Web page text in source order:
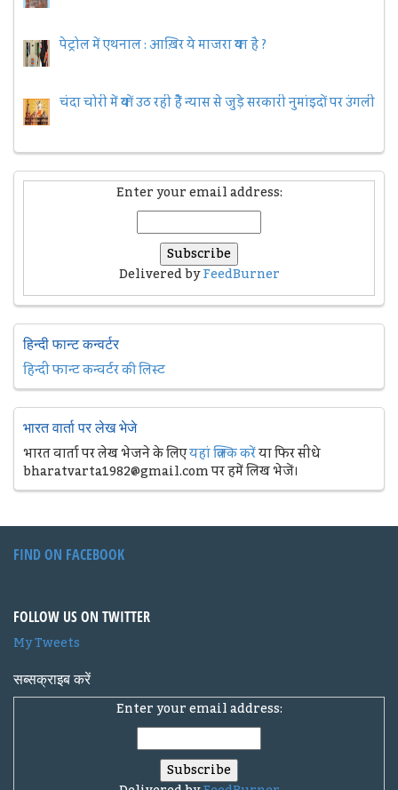
पेट्रोल में एथनाल : आख़िर ये माजरा क्या है ?
चंदा चोरी में क्यों उठ रही हैैं न्यास से जुड़े सरकारी नुमांइदों पर उंगली
Enter your email address:
Delivered byFeedBurner
हिन्दी फान्ट कन्वर्टर
हिन्दी फान्ट कन्वर्टर की लिस्ट
भारत वार्ता पर लेख भेजे
भारत वार्ता पर लेख भेजने के लिएयहां क्लिक करेंया फिर सीधे
bharatvarta1982@gmail.com पर हमें लिख भेजें।
FIND ON FACEBOOK
FOLLOW US ON TWITTER
My Tweets
सब्सक्राइब करें
Enter your email address: